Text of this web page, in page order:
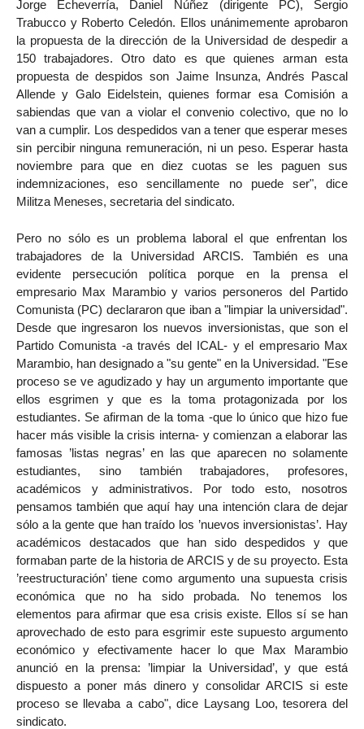
Jorge Echeverría, Daniel Núñez (dirigente PC), Sergio
Trabucco y Roberto Celedón. Ellos unánimemente aprobaron
la propuesta de la dirección de la Universidad de despedir a
150 trabajadores. Otro dato es que quienes arman esta
propuesta de despidos son Jaime Insunza, Andrés Pascal
Allende y Galo Eidelstein, quienes formar esa Comisión a
sabiendas que van a violar el convenio colectivo, que no lo
van a cumplir. Los despedidos van a tener que esperar meses
sin percibir ninguna remuneración, ni un peso. Esperar hasta
noviembre para que en diez cuotas se les paguen sus
indemnizaciones, eso sencillamente no puede ser", dice
Militza Meneses, secretaria del sindicato.
Pero no sólo es un problema laboral el que enfrentan los
trabajadores de la Universidad ARCIS. También es una
evidente persecución política porque en la prensa el
empresario Max Marambio y varios personeros del Partido
Comunista (PC) declararon que iban a "limpiar la universidad".
Desde que ingresaron los nuevos inversionistas, que son el
Partido Comunista -a través del ICAL- y el empresario Max
Marambio, han designado a "su gente" en la Universidad. "Ese
proceso se ve agudizado y hay un argumento importante que
ellos esgrimen y que es la toma protagonizada por los
estudiantes. Se afirman de la toma -que lo único que hizo fue
hacer más visible la crisis interna- y comienzan a elaborar las
famosas ’listas negras’ en las que aparecen no solamente
estudiantes, sino también trabajadores, profesores,
académicos y administrativos. Por todo esto, nosotros
pensamos también que aquí hay una intención clara de dejar
sólo a la gente que han traído los ’nuevos inversionistas’. Hay
académicos destacados que han sido despedidos y que
formaban parte de la historia de ARCIS y de su proyecto. Esta
’reestructuración’ tiene como argumento una supuesta crisis
económica que no ha sido probada. No tenemos los
elementos para afirmar que esa crisis existe. Ellos sí se han
aprovechado de esto para esgrimir este supuesto argumento
económico y efectivamente hacer lo que Max Marambio
anunció en la prensa: ’limpiar la Universidad’, y que está
dispuesto a poner más dinero y consolidar ARCIS si este
proceso se llevaba a cabo", dice Laysang Loo, tesorera del
sindicato.